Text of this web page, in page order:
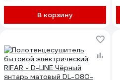
В корзину